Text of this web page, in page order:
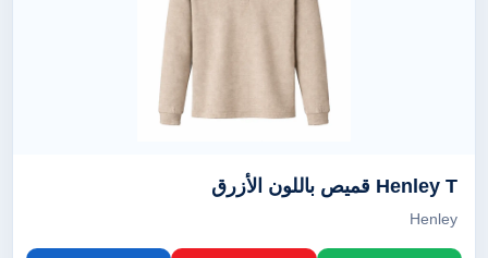
Henley T قميص باللون الأزرق
Henley